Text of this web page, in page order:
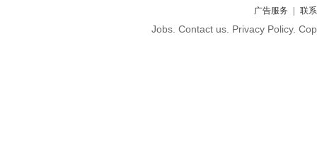
广告服务 联
Jobs. Contact us. Privacy Policy.